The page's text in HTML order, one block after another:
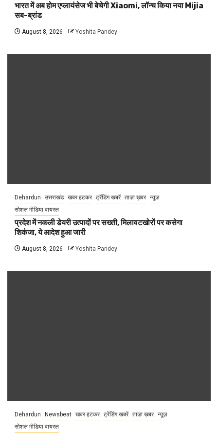
भारत में अब होम एप्लायंसेज भी बेचेगी Xiaomi, लॉन्च किया नया Mijia
सब-ब्रांड
August 8, 2026 Yoshita Pandey
Dehardun उत्तराखंड खबर हटकर ट्रेंडिंग खबरें ताज़ा ख़बर न्यूज़
सोशल मीडिया वायरल
प्रदेश में नकली डेयरी उत्पादों पर सख्ती, मिलावटखोरों पर कसेगा
शिकंजा, ये आदेश हुआ जारी
August 8, 2026 Yoshita Pandey
Dehardun Newsbeat खबर हटकर ट्रेंडिंग खबरें ताज़ा ख़बर न्यूज़
सोशल मीडिया वायरल